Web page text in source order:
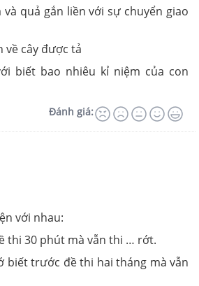
quả gắn liền với sự chuyển giao
về cây được tả
biết bao nhiêu kỉ niệm của con
Đánh giá:
với nhau:
thi 30 phút mà vẫn thi … rớt.
biết trước đề thi hai tháng mà vẫn